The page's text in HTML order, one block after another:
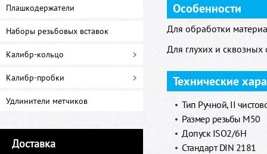
Плашкодержатели
Наборы резьбовых вставок
Калибр-кольцо
Калибр-пробки
Удлинители метчиков
Доставка
Особенности
Для обработки
Для глухих и сквозных
Технические
Тип Ручной, II
Размер резьбы M50
Допуск ISO2/6H
Стандарт DIN 2181